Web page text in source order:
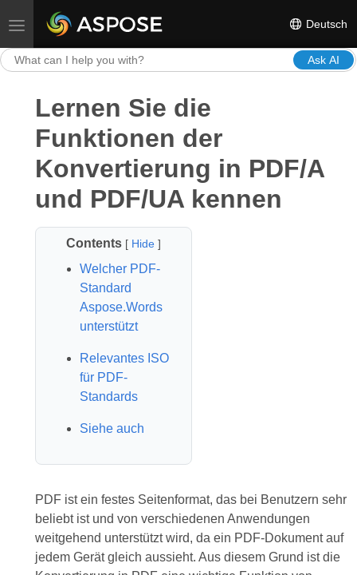
Toggle navigation Deutsch
Ask AI
Lernen Sie die
Funktionen der
Konvertierung in PDF/A
und PDF/UA kennen
Contents [ Hide]
Welcher PDF-
Standard
Aspose.Words
unterstützt
Relevantes ISO
für PDF-
Standards
Siehe auch
PDF ist ein festes Seitenformat, das bei Benutzern sehr
beliebt ist und von verschiedenen Anwendungen
weitgehend unterstützt wird, da ein PDF-Dokument auf
jedem Gerät gleich aussieht. Aus diesem Grund ist die